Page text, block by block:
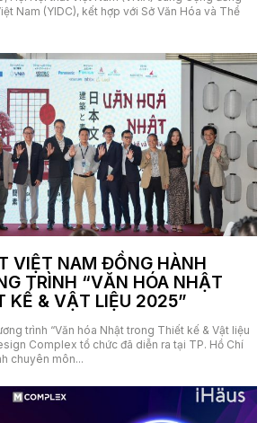
Nam (YIDC), kết hợp với Sở Văn Hóa và Thể
VIỆT NAM ĐỒNG HÀNH
TRÌNH “VĂN HÓA NHẬT
KẾ & VẬT LIỆU 2025”
trình “Văn hóa Nhật trong Thiết kế & Vật liệu
Complex tổ chức đã diễn ra tại TP. Hồ Chí
chuyên môn...